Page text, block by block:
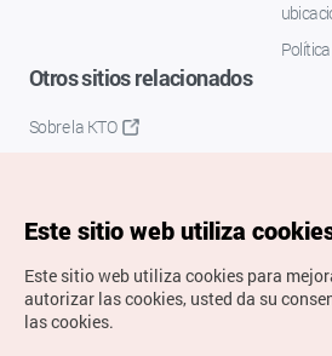
Otros sitios relacionados
Sobre la KTO
Este sitio web utiliza
Este sitio web utiliza cookies para
autorizar las cookies, usted da su
las cookies.